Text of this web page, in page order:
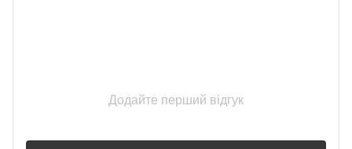
Додайте перший відгук